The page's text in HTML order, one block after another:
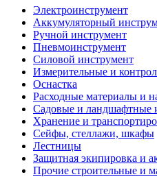
Электроинструмент
Аккумуляторный
Ручной инструмент
Пневмоинструмент
Силовой инструмент
Измерительные и
Оснастка
Расходные материалы и
Садовые и ландшафтные
Хранение и
Сейфы, стеллажи, шкафы
Лестницы
Защитная экипировка и
Прочие строительные и